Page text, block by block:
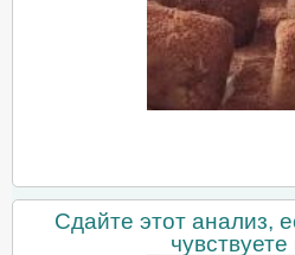
Сдайте этот анализ,
чувствуете